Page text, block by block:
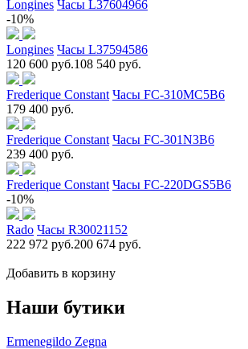
Longines Часы L37604966
-10%
Longines Часы L37594586
120 600 руб.108 540 руб.
Frederique Constant Часы FC-310MC5B6
179 400 руб.
Frederique Constant Часы FC-301N3B6
239 400 руб.
Frederique Constant Часы FC-220DGS5B6
-10%
Rado Часы R30021152
222 972 руб.200 674 руб.
Добавить в корзину
Наши бутики
Ermenegildo Zegna